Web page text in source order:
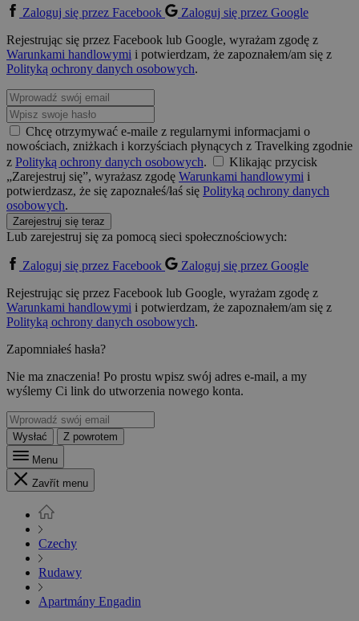
Zaloguj się przez Facebook
Zaloguj się przez Google
Rejestrując się przez Facebook lub Google, wyrażam zgodę z
Warunkami handlowymi i potwierdzam, że zapoznałem/am się z
Polityką ochrony danych osobowych.
Chcę otrzymywać e-maile z regularnymi informacjami o
nowościach, zniżkach i korzyściach płynących z Travelking zgodnie
z Polityką ochrony danych osobowych.
Klikając przycisk
„Zarejestruj się”, wyrażasz zgodę Warunkami handlowymi i
potwierdzasz, że się zapoznałeś/łaś się Polityką ochrony danych
osobowych.
Zarejestruj się teraz
Lub zarejestruj się za pomocą sieci społecznościowych:
Zaloguj się przez Facebook
Zaloguj się przez Google
Rejestrując się przez Facebook lub Google, wyrażam zgodę z
Warunkami handlowymi i potwierdzam, że zapoznałem/am się z
Polityką ochrony danych osobowych.
Zapomniałeś hasła?
Nie ma znaczenia! Po prostu wpisz swój adres e-mail, a my
wyślemy Ci link do utworzenia nowego konta.
Wysłać
Z powrotem
Menu
Zavřít menu
Czechy
Rudawy
Apartmány Engadin